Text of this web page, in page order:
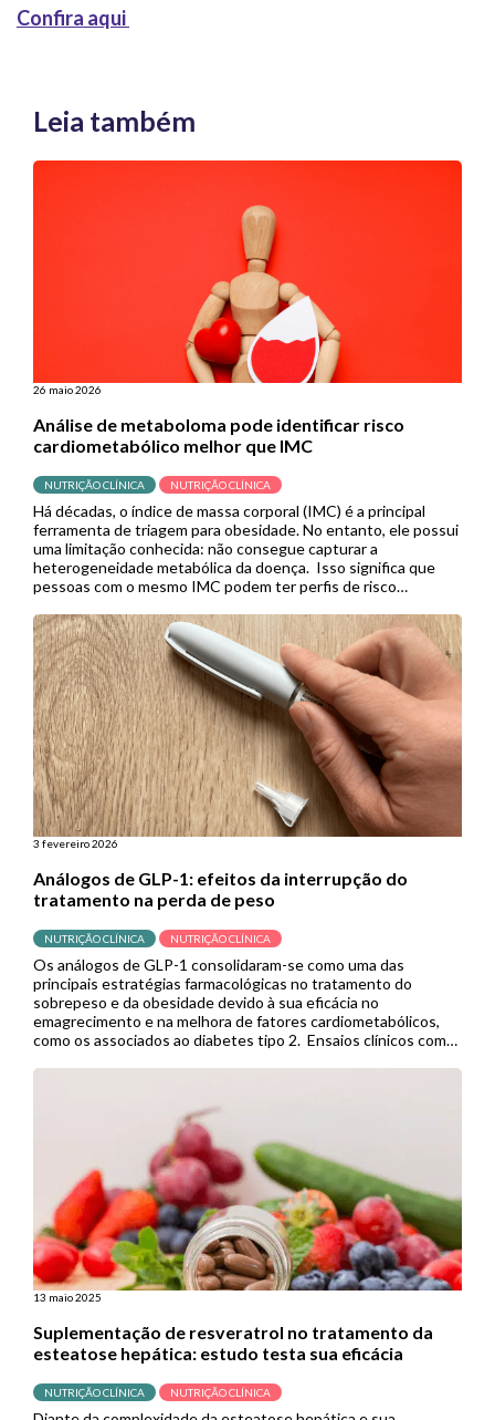
Confira aqui
Leia também
26 maio 2026
Análise de metaboloma pode identificar risco
cardiometabólico melhor que IMC
NUTRIÇÃO CLÍNICA NUTRIÇÃO CLÍNICA
Há décadas, o índice de massa corporal (IMC) é a principal
ferramenta de triagem para obesidade. No entanto, ele possui
uma limitação conhecida: não consegue capturar a
heterogeneidade metabólica da doença. Isso significa que
pessoas com o mesmo IMC podem ter perfis de risco
acabam sem diagnóstico ou tratamento […]
3 fevereiro 2026
Análogos de GLP-1: efeitos da interrupção do
tratamento na perda de peso
NUTRIÇÃO CLÍNICA NUTRIÇÃO CLÍNICA
Os análogos de GLP-1 consolidaram-se como uma das
principais estratégias farmacológicas no tratamento do
sobrepeso e da obesidade devido à sua eficácia no
emagrecimento e na melhora de fatores cardiometabólicos,
como os associados ao diabetes tipo 2. Ensaios clínicos com
resultados superiores aos de outras terapias medicamentosas
13 maio 2025
Suplementação de resveratrol no tratamento da
esteatose hepática: estudo testa sua eficácia
NUTRIÇÃO CLÍNICA NUTRIÇÃO CLÍNICA